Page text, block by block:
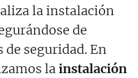
la instalación
de
seguridad. En
lainstalación